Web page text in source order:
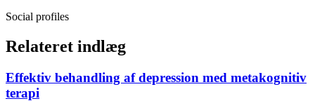
Social profiles
Relateret indlæg
Effektiv behandling af depression med metakognitiv
terapi